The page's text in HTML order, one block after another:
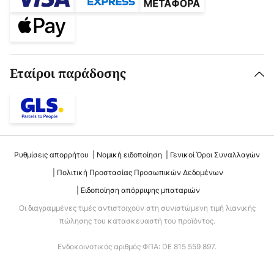
Εταίροι παράδοσης
Ρυθμίσεις απορρήτου Νομική ειδοποίηση
Γενικοί Όροι Συναλλαγών
Πολιτική Προστασίας Προσωπικών Δεδομένων
Ειδοποίηση απόρριψης μπαταριών
Οι διαγραμμένες τιμές αντιστοιχούν στη συνιστώμενη τιμή λιανικής
πώλησης του κατασκευαστή του προϊόντος.
Ενδοκοινοτικός αριθμός ΦΠΑ: DE 815 559 897.